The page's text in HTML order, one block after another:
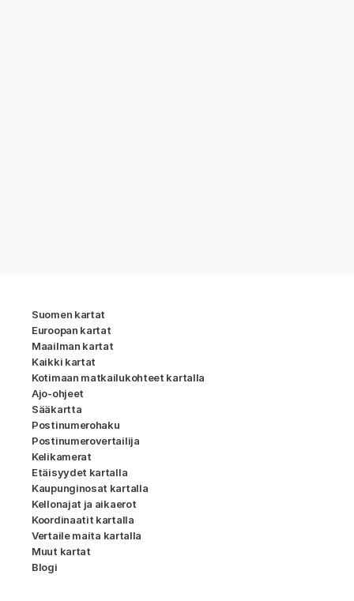
Suomen kartat
Euroopan kartat
Maailman kartat
Kaikki kartat
Kotimaan matkailukohteet kartalla
Ajo-ohjeet
Sääkartta
Postinumerohaku
Postinumerovertailija
Kelikamerat
Etäisyydet kartalla
Kaupunginosat kartalla
Kellonajat ja aikaerot
Koordinaatit kartalla
Vertaile maita kartalla
Muut kartat
Blogi